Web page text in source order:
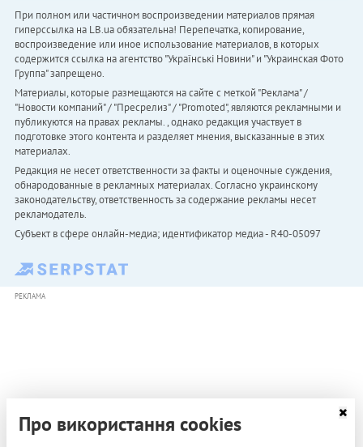
При полном или частичном воспроизведении материалов прямая
гиперссылка на LB.ua обязательна! Перепечатка, копирование,
воспроизведение или иное использование материалов, в которых
содержится ссылка на агентство "Українськi Новини" и "Украинская Фото
Группа" запрещено.
Материалы, которые размещаются на сайте с меткой "Реклама" /
"Новости компаний" / "Пресрелиз" / "Promoted", являются рекламными и
публикуются на правах рекламы. , однако редакция участвует в
подготовке этого контента и разделяет мнения, высказанные в этих
материалах.
Редакция не несет ответственности за факты и оценочные суждения,
обнародованные в рекламных материалах. Согласно украинскому
законодательству, ответственность за содержание рекламы несет
рекламодатель.
Субъект в сфере онлайн-медиа; идентификатор медиа - R40-05097
РЕКЛАМА
Про використання cookies